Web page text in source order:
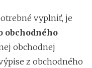
vyplniť, je
obchodného
obchodnej
z obchodného